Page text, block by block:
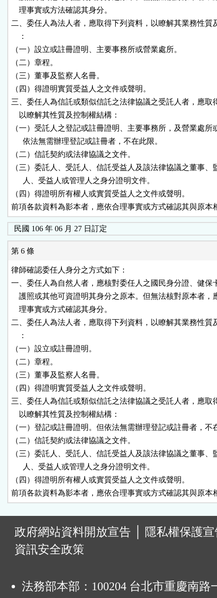
    理事實或方法確認其身分。
二、委任人為法人者，應取得下列資料，以瞭解其業務性質
    ：
（一）設立或註冊證明、主要事務所或營業處所。
（二）章程。
（三）董事及監察人名冊。
（四）得證明實質受益人之文件或聲明。
三、委任人為信託或類似信託之法律協議之受託人者，應取
    以瞭解其性質及控制權結構：
（一）受託人之登記或註冊證明、主要事務所，及營業處所
      依法無需辦理登記或註冊者，不在此限。
（二）信託契約或法律協議之文件。
（三）委託人、受託人、信託受益人及該法律協議之董事、
      人、受益人或管理人之身分證明文件。
（四）得證明所有權人或實質受益人之文件或聲明。
前項各款資料為影本者，應依合理事實或方式確認其與原本
民國 106 年 06 月 27 日訂定
第 6 條
律師確認委任人身分之方式如下：
一、委任人為自然人者，應核對委任人之國民身分證、健保
護照或其他可資證明其身分之原本。但無法核對原本者，
    理事實或方式確認其身分。
二、委任人為法人者，應取得下列資料，以瞭解其業務性質
    ：
（一）設立或註冊證明。
（二）章程。
（三）董事及監察人名冊。
（四）得證明實質受益人之文件或聲明。
三、委任人為信託或類似信託之法律協議之受託人者，應取
    以瞭解其性質及控制權結構：
（一）登記或註冊證明。但依法無需辦理登記或註冊者，不
（二）信託契約或法律協議之文件。
（三）委託人、受託人、信託受益人及該法律協議之董事、
      人、受益人或管理人之身分證明文件。
（四）得證明所有權人或實質受益人之文件或聲明。
前項各款資料為影本者，應依合理事實或方式確認其與原本
政府網站資料開放宣告
隱私權保護
資訊安全政策
法務部本部：100204 台北市重慶南路